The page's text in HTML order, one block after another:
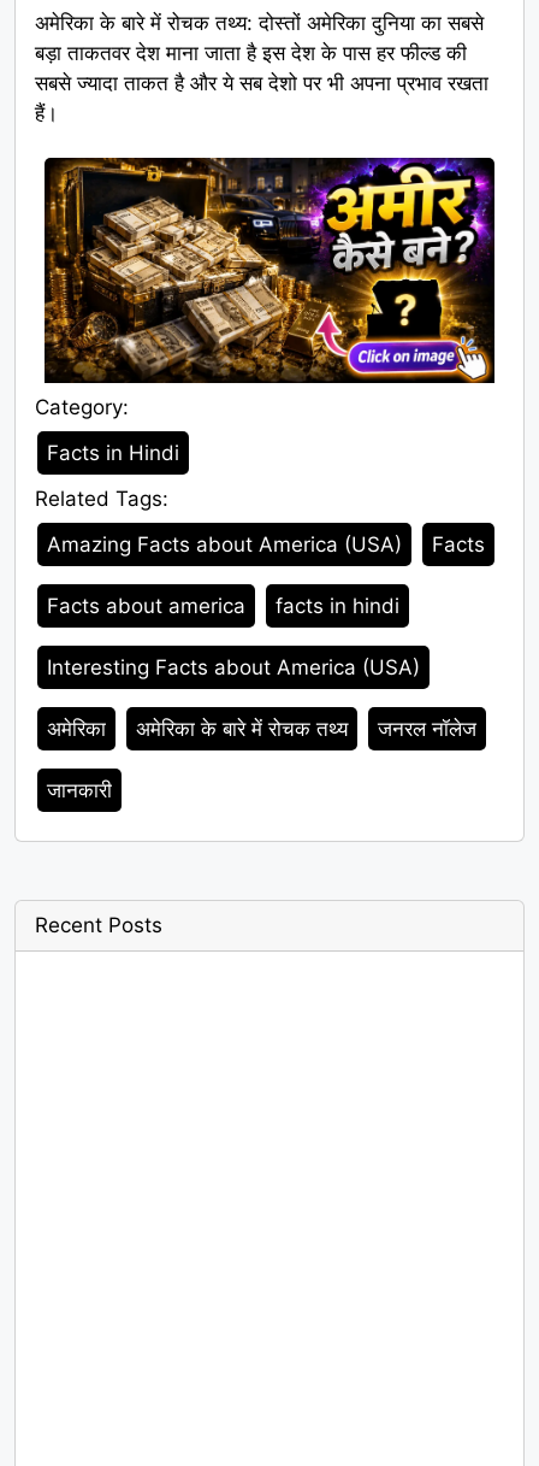
अमेरिका के बारे में रोचक तथ्य: दोस्तों अमेरिका दुनिया का सबसे
बड़ा ताकतवर देश माना जाता है इस देश के पास हर फील्ड की
सबसे ज्यादा ताकत है और ये सब देशो पर भी अपना प्रभाव रखता
हैं।
Category:
Category
Facts in Hindi
Related Tags:
Tags
Amazing Facts about America (USA) Facts
Facts about america facts in hindi
Interesting Facts about America (USA)
अमेरिका अमेरिका के बारे में रोचक तथ्य जनरल नॉलेज
जानकारी
Recent Posts